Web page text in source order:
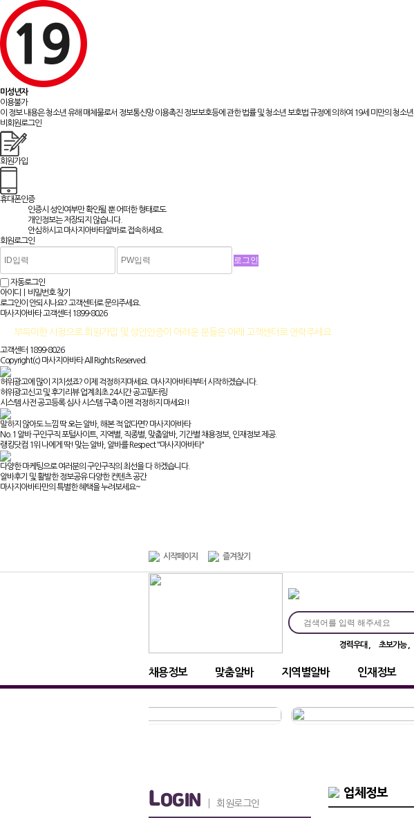
미성년자
이용불가
이 정보 내용은 청소년 유해 매체물로서 정보통신망 이용촉진 정보보호등에 관한 법률 및 청소년 보호법 규정에 의하여 19세 미만의 청소
비회원로그인
회원가입
휴대폰인증
인증시 성인여부만 확인될 뿐어떠한 형태로도
개인정보는 저장되지 않습니다.
안심하시고 마사지아바타알바로 접속하세요.
회원로그인
자동로그인
아이디ㅣ비밀번호 찾기
로그인이 안되시나요? 고객센터로 문의주세요.
마사지아바타 고객센터 1899-8026
부득이한 사정으로 회원가입 및 성인인증이 어려운 분들은 아래 고객센터로 연락주세요
고객센터 1899-8026
Copyright(c) 마사지아바타 All Rights Reserved.
허위광고에 많이 지치셨죠? 이제 걱정하지마세요. 마사지아바타부터 시작하겠습니다.
허위광고신고 및 후기리뷰 업계최초 24시간 공고필터링
시스템 사전 공고등록 심사 시스템 구축 이젠 걱정하지 마세요!!
말하지 않아도 느낌 딱 오는 알바, 해본 적 없다면? 마사지아바타
No.1 알바 구인구직 포털사이트, 지역별, 직종별, 맞춤알바, 기간별 채용정보, 인재정보 제공.
랭킹닷컴 1위 나에게 딱! 맞는 알바, 알바를 Respect "마사지아바타"
다양한 마케팅으로 여러분의 구인구직의 최선을 다 하겠습니다.
알바후기 및 활발한 정보공유 다양한 컨텐츠 공간
마사지아바타만의 특별한 혜택을 누려보세요~
시작페이지 즐겨찾기
경력우대 초보가능
채용정보 맞춤알바 지역별알바 인재정보
LOGIN 회원로그인
업체정보